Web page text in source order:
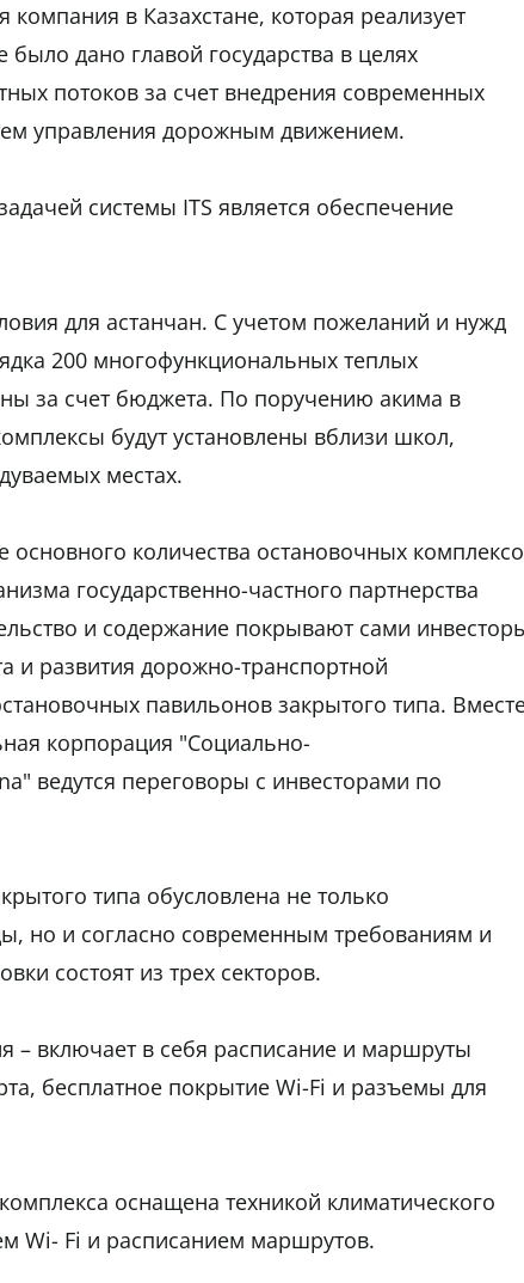
в Казахстане, которая реализует
дано главой государства в целях
потоков за счет внедрения современных
управления дорожным движением.
системы ITS является обеспечение
для астанчан. С учетом пожеланий и нужд
200 многофункциональных теплых
за счет бюджета. По поручению акима в
будут установлены вблизи школ,
местах.
основного количества остановочных
государственно-частного партнерства
и содержание покрывают сами
и развития дорожно-транспортной
павильонов закрытого типа.
корпорация "Социально-
ведутся переговоры с инвесторами по
типа обусловлена не только
но и согласно современным требованиям и
состоят из трех секторов.
– включает в себя расписание и маршруты
бесплатное покрытие Wi-Fi и разъемы для
оснащена техникой климатического
Wi- Fi и расписанием маршрутов.